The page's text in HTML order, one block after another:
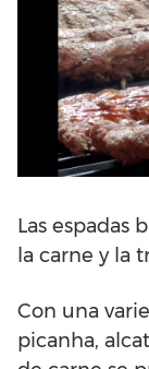
Las espadas
la carne y la
Con una
picanha,